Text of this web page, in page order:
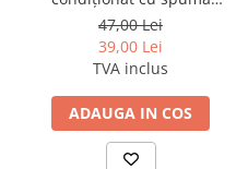
Evaporator Cleaner Foam
400 ml Errecom
47,00 Lei
39,00 Lei
TVA inclus
ADAUGA IN COS